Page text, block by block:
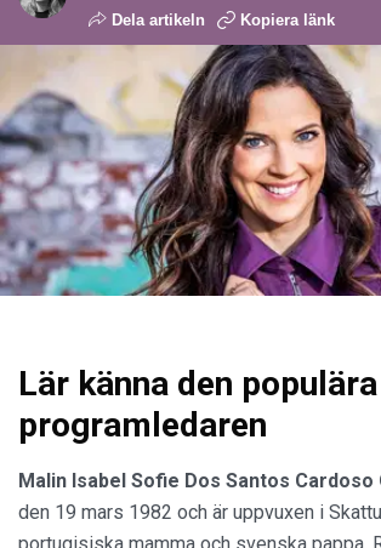
Dela artikeln Kopiera länk
Lär känna den populära
programledaren
Malin Isabel Sofie Dos Santos Cardoso
den 19 mars 1982 och är uppvuxen i